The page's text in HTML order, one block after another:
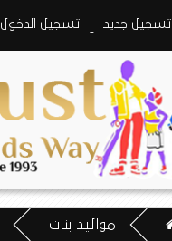
تسجيل جديد
-
تسجيل الدخول
مواليد بنات